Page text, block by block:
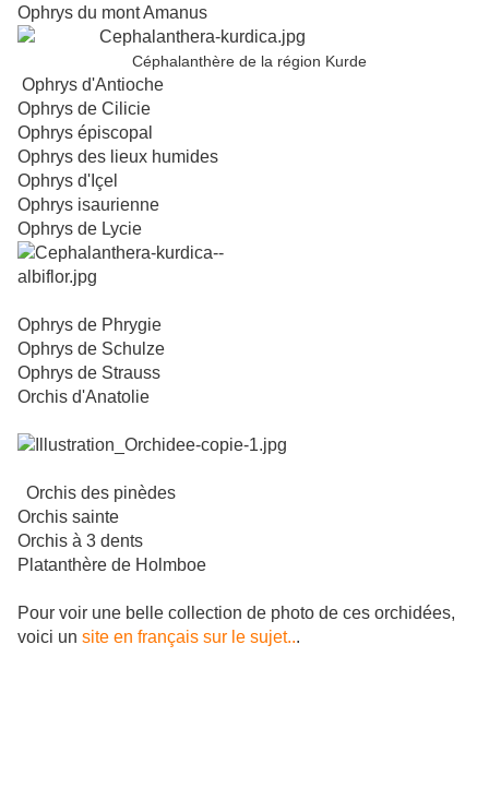
Ophrys du mont Amanus
Céphalanthère de la région Kurde
Ophrys d'Antioche
Ophrys de Cilicie
Ophrys épiscopal
Ophrys des lieux humides
Ophrys d'Içel
Ophrys isaurienne
Ophrys de Lycie
Ophrys de Phrygie
Ophrys de Schulze
Ophrys de Strauss
Orchis d'Anatolie
Orchis des pinèdes
Orchis sainte
Orchis à 3 dents
Platanthère de Holmboe
Pour voir une belle collection de photo de ces orchidées,
voici un site en français sur le sujet...